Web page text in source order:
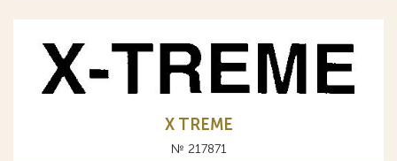
X TREME
№ 217871